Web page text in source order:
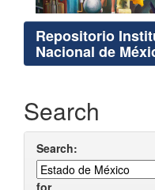
Repositorio
Nacional de
Search
Search: